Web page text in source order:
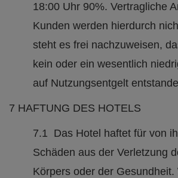
18:00 Uhr 90%. Vertragliche
Kunden werden hierdurch
steht es frei nachzuweisen,
kein oder ein wesentlich
auf Nutzungsentgelt
7 HAFTUNG DES HOTELS
7.1 Das Hotel haftet für von
Schäden aus der Verletzung
Körpers oder der